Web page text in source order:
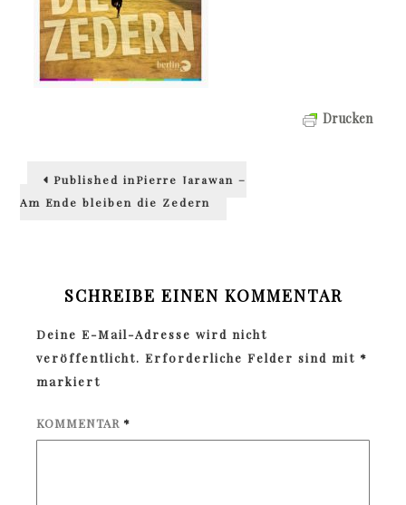
Drucken
Beitragsnavigation
Published inPierre Jarawan –
Am Ende bleiben die Zedern
SCHREIBE EINEN KOMMENTAR
Deine E-Mail-Adresse wird nicht
veröffentlicht. Erforderliche Felder sind mit *
markiert
KOMMENTAR *